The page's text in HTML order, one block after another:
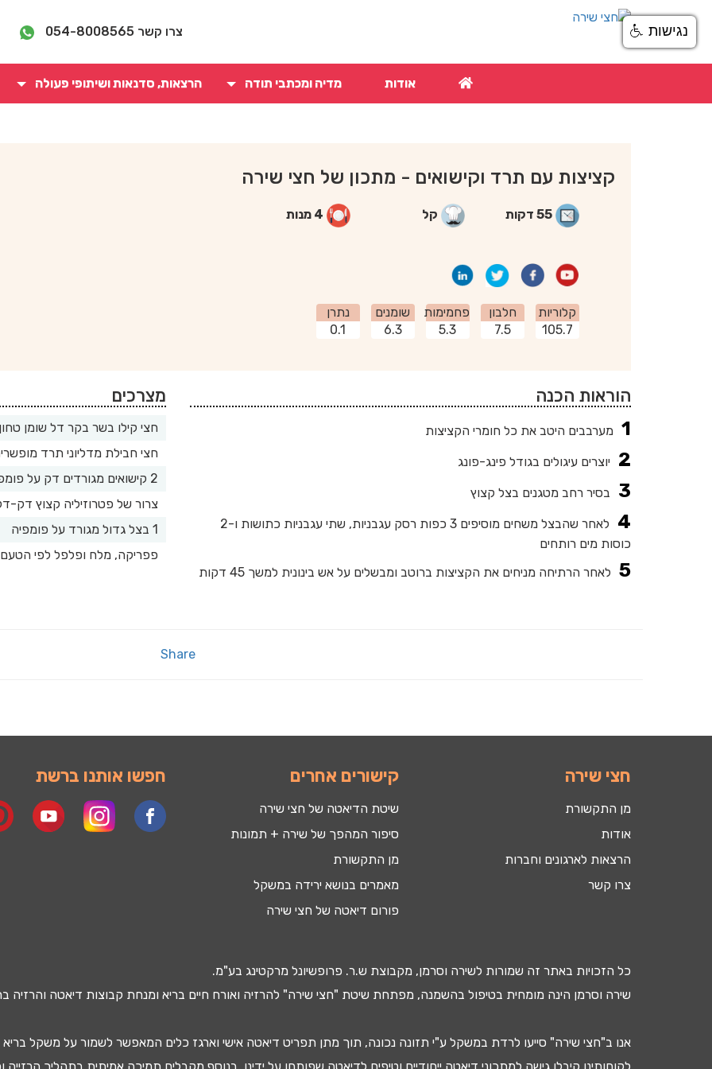
צרו קשר 054-8008565
אודות מדיה ומכתבי תודה הרצאות, סדנאות ושיתופי פעולה
קציצות עם תרד וקישואים - מתכון של חצי שירה
55 דקות קל 4 מנות
קלוריות
105.7
חלבון
7.5
פחמימות
5.3
שומנים
6.3
נתרן
0.1
מצרכים
חצי קילו בשר בקר דל שומן
חצי חבילת מדליוני תרד
2 קישואים מגורדים דק על פומפיה וסחוטים
צרור של פטרוזיליה קצוץ דק-
1 בצל גדול מגורד על פומפיה
פפריקה, מלח ופלפל לפי הטעם
הוראות הכנה
מערבבים היטב את כל חומרי הקציצות
יוצרים עיגולים בגודל פינג-פונג
בסיר רחב מטגנים בצל קצוץ
לאחר שהבצל משחים מוסיפים 3 כפות רסק עגבניות, שתי עגבניות כתושות ו-2
כוסות מים רותחים
לאחר הרתיחה מניחים את הקציצות ברוטב ומבשלים על אש בינונית למשך 45 דקות
Share
חפשו אותנו ברשת קישורים אחרים
שיטת הדיאטה של חצי שירה
סיפור המהפך של שירה + תמונות
מן התקשורת
מאמרים בנושא ירידה במשקל
פורום דיאטה של חצי שירה
חצי שירה
מן התקשורת
אודות
הרצאות לארגונים וחברות
צרו קשר
כל הזכויות באתר זה שמורות לשירה וסרמן, מקבוצת ש.ר. פרופשיונל מרקטינג בע"מ.
שירה וסרמן הינה מומחית בטיפול בהשמנה, מפתחת שיטת "חצי שירה" להרזיה ואורח חיים בריא ומנחת קבוצות דיאטה והרזיה
אנו ב"חצי שירה" סייעו לרדת במשקל ע"י תזונה נכונה, תוך מתן תפריט דיאטה אישי וארגז כלים המאפשר לשמור על משקל
נגישות